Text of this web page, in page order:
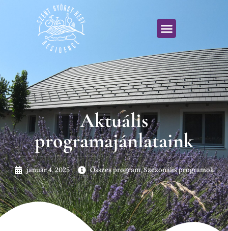
Aktuális
programajánlataink
január 4, 2025 Összes program,Szezonális programok